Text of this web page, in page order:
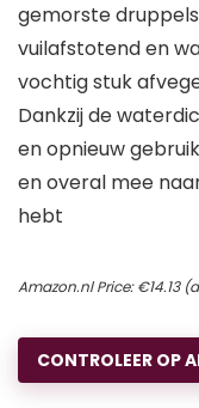
gemorste
vuilafstotend en
vochtig stuk
Dankzij de
en opnieuw
en overal mee
hebt
Amazon.nl Price:€14.13
CONTROLEER OP